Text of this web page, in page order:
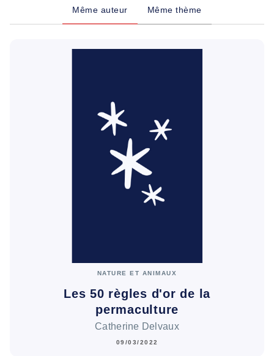
Même auteur Même thème
NATURE ET ANIMAUX
Les 50 règles d'or de la
permaculture
Catherine Delvaux
09/03/2022